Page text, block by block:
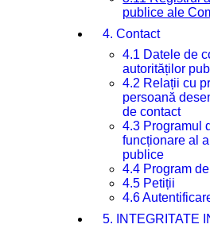
publice ale
4. Contact
4.1 Datele de
autorităților
4.2 Relații cu
persoană
de contact
4.3 Programul
funcționare al
publice
4.4 Program
4.5 Petiții
4.6
5. INTEGRITATE